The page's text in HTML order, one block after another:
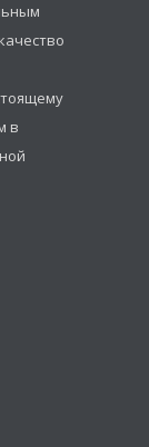
в